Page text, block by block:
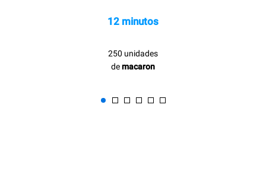
12 minutos
250 unidades
demacaron